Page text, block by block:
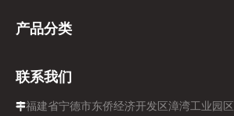
产品分类
联系我们
福建省宁德市东侨经济开发区漳湾工业园区